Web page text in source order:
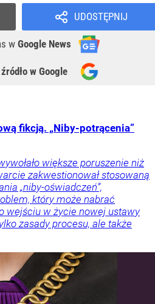
UDOSTĘPNIJ
w Google News
źródło w Google
fikcją. „Niby-potrącenia”
większe poruszenie niż
zakwestionował stosowaną
„niby-oświadczeń”,
który może nabrać
wejściu w życie nowej ustawy
zasady procesu, ale także